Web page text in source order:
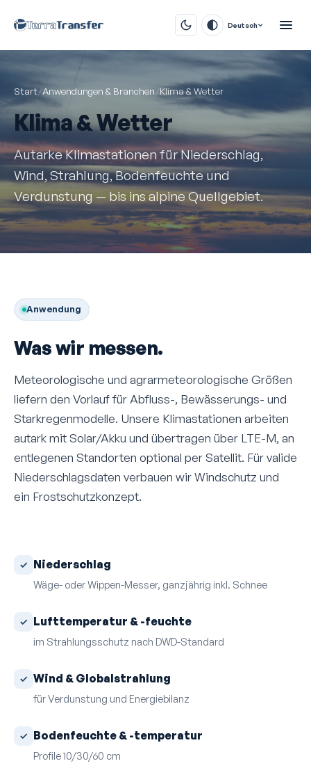
Deutsch
Start/Anwendungen & Branchen/Klima & Wetter
Klima & Wetter
Autarke Klimastationen für Niederschlag,
Wind, Strahlung, Bodenfeuchte und
Verdunstung — bis ins alpine Quellgebiet.
Anwendung
Was wir messen.
Meteorologische und agrarmeteorologische Größen
liefern den Vorlauf für Abfluss-, Bewässerungs- und
Starkregenmodelle. Unsere Klimastationen arbeiten
autark mit Solar/Akku und übertragen über LTE-M, an
entlegenen Standorten optional per Satellit. Für valide
Niederschlagsdaten verbauen wir Windschutz und
ein Frostschutzkonzept.
Niederschlag
Wäge- oder Wippen-Messer, ganzjährig inkl. Schnee
Lufttemperatur & -feuchte
im Strahlungsschutz nach DWD-Standard
Wind & Globalstrahlung
für Verdunstung und Energiebilanz
Bodenfeuchte & -temperatur
Profile 10/30/60 cm